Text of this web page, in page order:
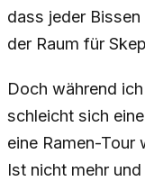
dass jeder
der Raum für
Doch während
schleicht sich
eine Ramen-Tour
Ist nicht mehr